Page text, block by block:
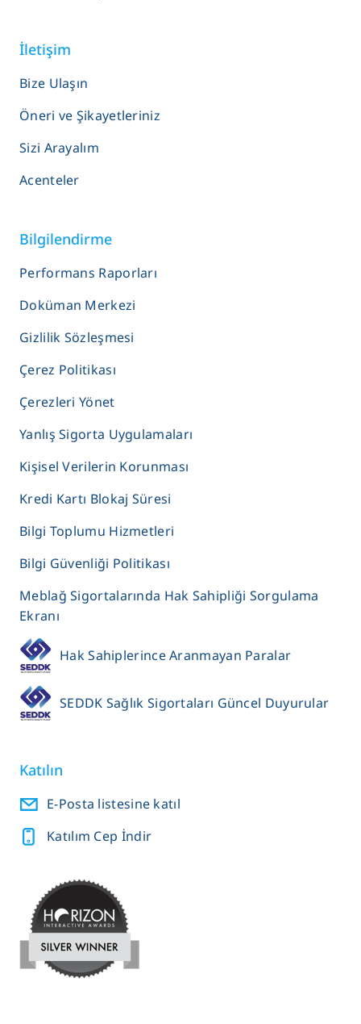
İletişim
Bize Ulaşın
Öneri ve Şikayetleriniz
Sizi Arayalım
Acenteler
Bilgilendirme
Performans Raporları
Doküman Merkezi
Gizlilik Sözleşmesi
Çerez Politikası
Çerezleri Yönet
Yanlış Sigorta Uygulamaları
Kişisel Verilerin Korunması
Kredi Kartı Blokaj Süresi
Bilgi Toplumu Hizmetleri
Bilgi Güvenliği Politikası
Meblağ Sigortalarında Hak Sahipliği Sorgulama
Ekranı
Hak Sahiplerince Aranmayan Paralar
SEDDK Sağlık Sigortaları Güncel Duyurular
Katılın
E-Posta listesine katıl
Katılım Cep İndir